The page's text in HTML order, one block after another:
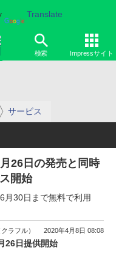
Translate
検索 Impressサイト
サービス
26日の発売と同時
開始
月30日まで無料で利用
ラフル） 2020年4月8日 08:08
26日提供開始